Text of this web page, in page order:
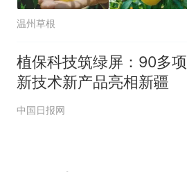
温州草根
植保科技筑绿屏：90多项
新技术新产品亮相新疆
中国日报网